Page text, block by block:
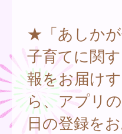
★「あしか
子育てに関
報をお届け
ら、アプリ
日の登録を